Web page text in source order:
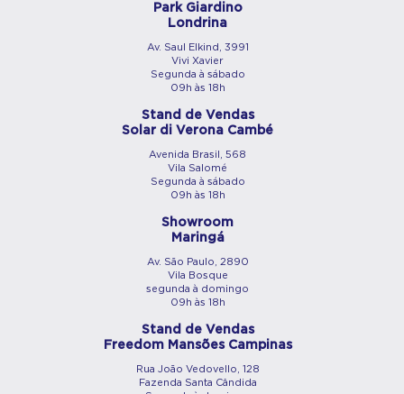
Park Giardino
Londrina
Av. Saul Elkind, 3991
Vivi Xavier
Segunda à sábado
09h às 18h
Stand de Vendas
Solar di Verona Cambé
Avenida Brasil, 568
Vila Salomé
Segunda à sábado
09h às 18h
Showroom
Maringá
Av. São Paulo, 2890
Vila Bosque
segunda à domingo
09h às 18h
Stand de Vendas
Freedom Mansões Campinas
Rua João Vedovello, 128
Fazenda Santa Cândida